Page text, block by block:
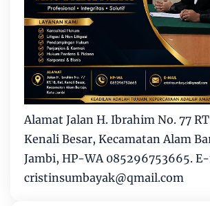
Alamat Jalan H. Ibrahim No. 77
Kenali Besar, Kecamatan Alam
Jambi, HP-WA 085296753665.
cristinsumbayak@qmail.com